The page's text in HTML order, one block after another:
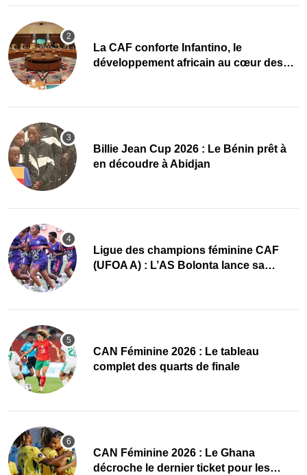
La CAF conforte Infantino, le
développement africain au cœur des
Billie Jean Cup 2026 : Le Bénin prêt à
en découdre à Abidjan
Ligue des champions féminine CAF
(UFOA A) : L’AS Bolonta lance sa
CAN Féminine 2026 : Le tableau
complet des quarts de finale
CAN Féminine 2026 : Le Ghana
décroche le dernier ticket pour les